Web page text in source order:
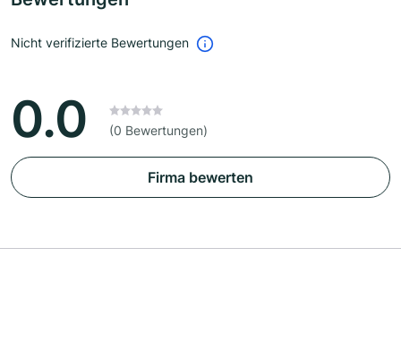
Nicht verifizierte Bewertungen
0.0 (0 Bewertungen)
Firma bewerten